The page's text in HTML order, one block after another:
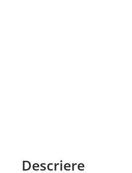
Descriere